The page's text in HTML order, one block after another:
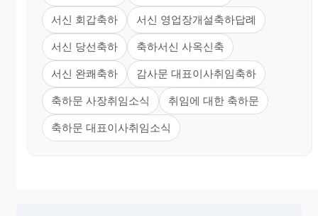
서신 회갑축하 서신 영업장개설축하답례
서신 당선축하 축하서신 사옥신축
서신 완쾌축하 감사문 대표이사취임축하
축하문 사장취임소식 취임에 대한 축하문
축하문 대표이사취임소식